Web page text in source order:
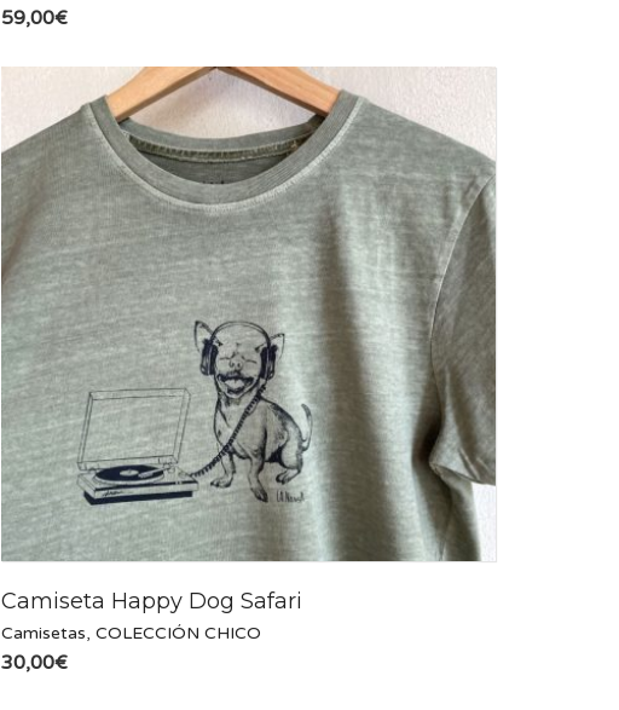
59,00€
Camiseta Happy Dog Safari
Camisetas,COLECCIÓN CHICO
30,00€